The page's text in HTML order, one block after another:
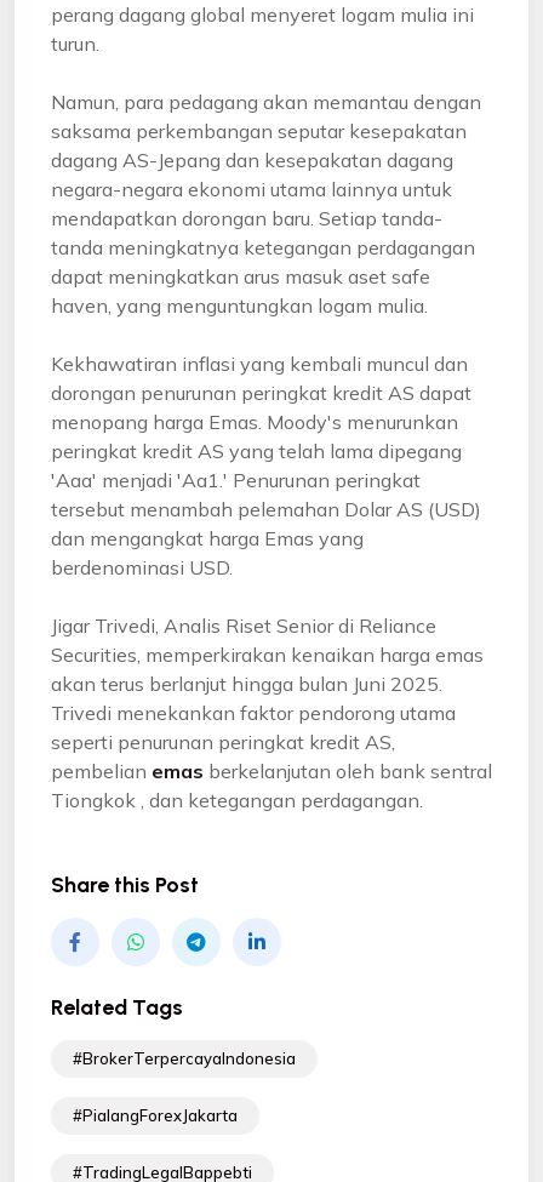
perang dagang global menyeret logam mulia ini
turun.
Namun, para pedagang akan memantau dengan
saksama perkembangan seputar kesepakatan
dagang AS-Jepang dan kesepakatan dagang
negara-negara ekonomi utama lainnya untuk
mendapatkan dorongan baru. Setiap tanda-
tanda meningkatnya ketegangan perdagangan
dapat meningkatkan arus masuk aset safe
haven, yang menguntungkan logam mulia.
Kekhawatiran inflasi yang kembali muncul dan
dorongan penurunan peringkat kredit AS dapat
menopang harga Emas. Moody's menurunkan
peringkat kredit AS yang telah lama dipegang
'Aaa' menjadi 'Aa1.' Penurunan peringkat
tersebut menambah pelemahan Dolar AS (USD)
dan mengangkat harga Emas yang
berdenominasi USD.
Jigar Trivedi, Analis Riset Senior di Reliance
Securities, memperkirakan kenaikan harga emas
akan terus berlanjut hingga bulan Juni 2025.
Trivedi menekankan faktor pendorong utama
seperti penurunan peringkat kredit AS,
pembelian emas berkelanjutan oleh bank sentral
Tiongkok , dan ketegangan perdagangan.
Share this Post
Related Tags
#BrokerTerpercayaIndonesia
#PialangForexJakarta
#TradingLegalBappebti